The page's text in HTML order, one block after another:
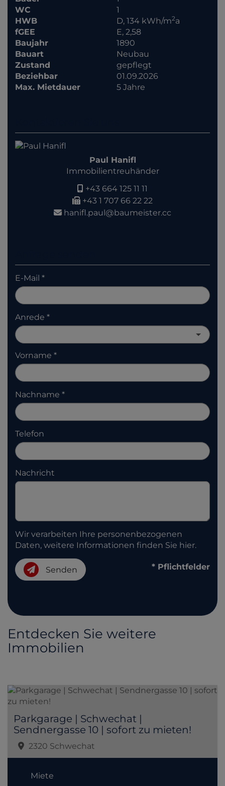
WC
1
HWB
D, 134 kWh/m2a
fGEE
E, 2,58
Baujahr
1890
Bauart
Neubau
Zustand
gepflegt
Beziehbar
01.09.2026
Max. Mietdauer
5 Jahre
Paul Hanifl
Immobilientreuhänder
+43 664 125 11 11
+43 1 707 66 22 22
hanifl.paul@baumeister.cc
E-Mail
Anrede
Vorname
Nachname
Telefon
Nachricht
Wir verarbeiten Ihre personenbezogenen
Daten, weitere Informationen finden Sie hier.
Senden * Pflichtfelder
Entdecken Sie weitere
Immobilien
Parkgarage | Schwechat |
Sendnergasse 10 | sofort zu mieten!
2320 Schwechat
Miete